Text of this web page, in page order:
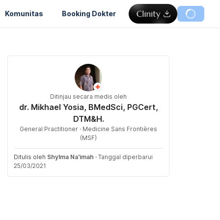
Komunitas Booking Dokter
Ditinjau secara medis oleh
dr. Mikhael Yosia, BMedSci, PGCert,
DTM&H.
General Practitioner · Medicine Sans Frontières
(MSF)
Ditulis oleh Shylma Na'imah · Tanggal diperbarui
25/03/2021